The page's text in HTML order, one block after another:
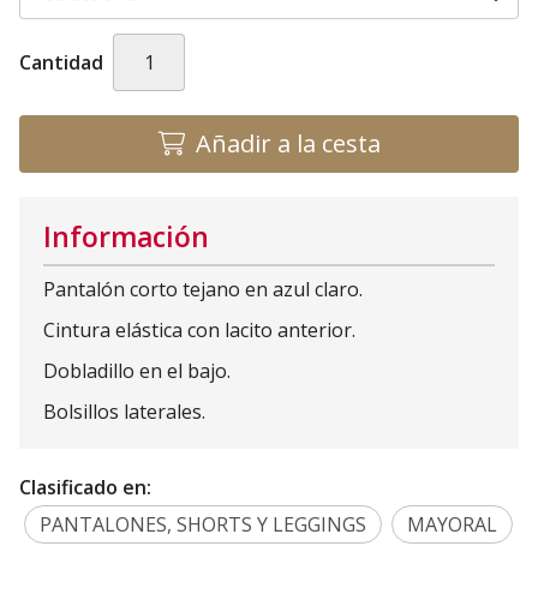
Cantidad
Añadir a la cesta
Información
Pantalón corto tejano en azul claro.
Cintura elástica con lacito anterior.
Dobladillo en el bajo.
Bolsillos laterales.
Clasificado en:
PANTALONES, SHORTS Y LEGGINGS
MAYORAL